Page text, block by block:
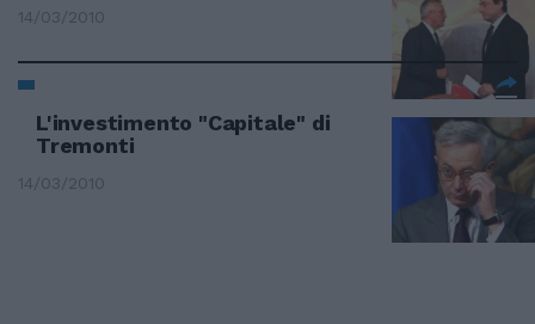
14/03/2010
L'investimento "Capitale" di
Tremonti
14/03/2010